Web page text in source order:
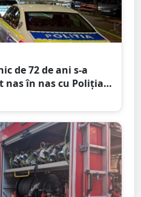
de 72 de ani s-a
nas în nas cu Poliția